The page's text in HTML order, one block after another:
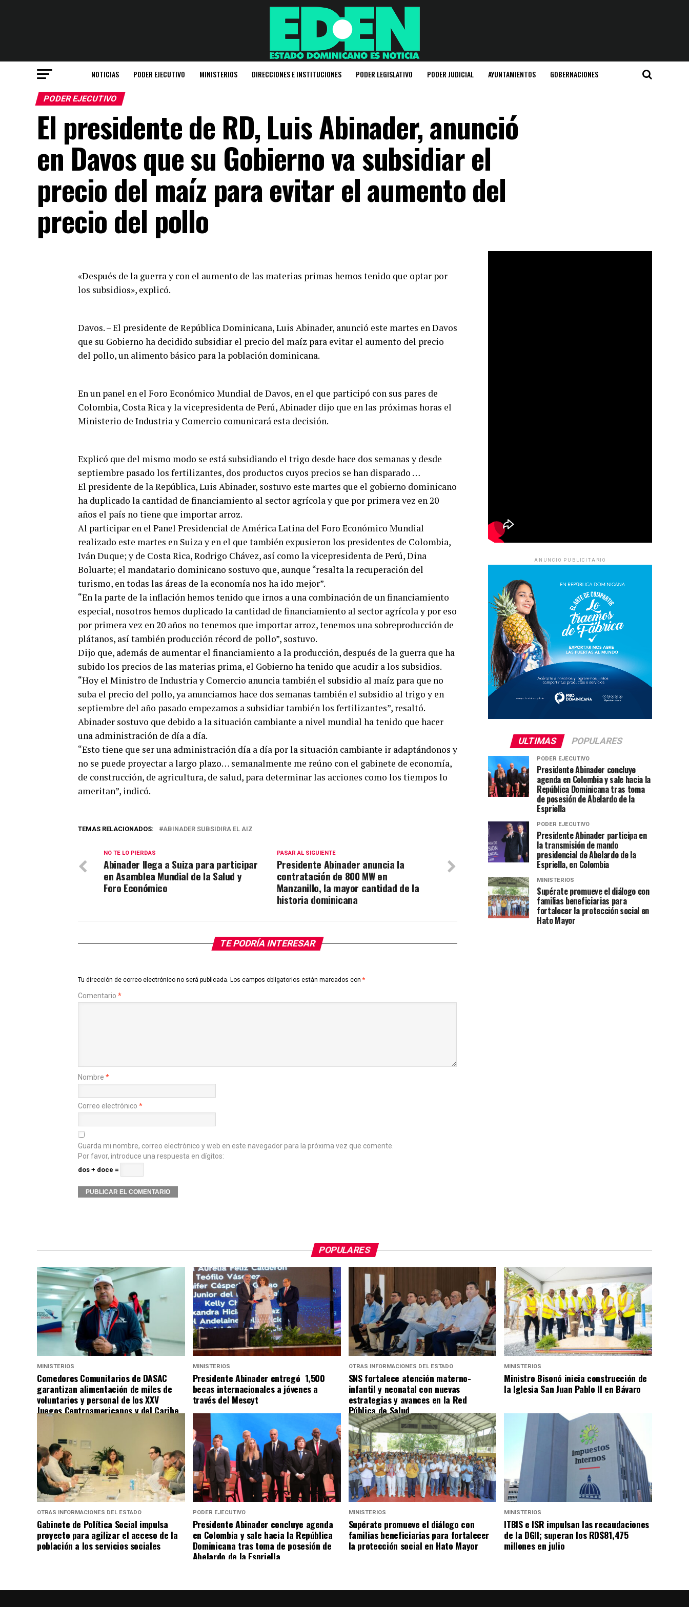
NOTICIAS PODER EJECUTIVO MINISTERIOS DIRECCIONES E INSTITUCIONES PODER LEGISLATIVO PODER JUDICIAL AYUNTAMIENTOS GOBERNACIONES
PODER EJECUTIVO
El presidente de RD, Luis Abinader, anunció
en Davos que su Gobierno va subsidiar el
precio del maíz para evitar el aumento del
precio del pollo
«Después de la guerra y con el aumento de las materias primas hemos tenido que optar por
los subsidios», explicó.
Davos. – El presidente de República Dominicana, Luis Abinader, anunció este martes en Davos
que su Gobierno ha decidido subsidiar el precio del maíz para evitar el aumento del precio
del pollo, un alimento básico para la población dominicana.
En un panel en el Foro Económico Mundial de Davos, en el que participó con sus pares de
Colombia, Costa Rica y la vicepresidenta de Perú, Abinader dijo que en las próximas horas el
Ministerio de Industria y Comercio comunicará esta decisión.
Explicó que del mismo modo se está subsidiando el trigo desde hace dos semanas y desde
septiembre pasado los fertilizantes, dos productos cuyos precios se han disparado …
El presidente de la República, Luis Abinader, sostuvo este martes que el gobierno dominicano
ha duplicado la cantidad de financiamiento al sector agrícola y que por primera vez en 20
años el país no tiene que importar arroz.
Al participar en el Panel Presidencial de América Latina del Foro Económico Mundial
realizado este martes en Suiza y en el que también expusieron los presidentes de Colombia,
Iván Duque; y de Costa Rica, Rodrigo Chávez, así como la vicepresidenta de Perú, Dina
Boluarte; el mandatario dominicano sostuvo que, aunque “resalta la recuperación del
turismo, en todas las áreas de la economía nos ha ido mejor”.
“En la parte de la inflación hemos tenido que irnos a una combinación de un financiamiento
especial, nosotros hemos duplicado la cantidad de financiamiento al sector agrícola y por eso
por primera vez en 20 años no tenemos que importar arroz, tenemos una sobreproducción de
plátanos, así también producción récord de pollo”, sostuvo.
Dijo que, además de aumentar el financiamiento a la producción, después de la guerra que ha
subido los precios de las materias prima, el Gobierno ha tenido que acudir a los subsidios.
“Hoy el Ministro de Industria y Comercio anuncia también el subsidio al maíz para que no
suba el precio del pollo, ya anunciamos hace dos semanas también el subsidio al trigo y en
septiembre del año pasado empezamos a subsidiar también los fertilizantes”, resaltó.
Abinader sostuvo que debido a la situación cambiante a nivel mundial ha tenido que hacer
una administración de día a día.
“Esto tiene que ser una administración día a día por la situación cambiante ir adaptándonos y
no se puede proyectar a largo plazo… semanalmente me reúno con el gabinete de economía,
de construcción, de agricultura, de salud, para determinar las acciones como los tiempos lo
ameritan”, indicó.
TEMAS RELACIONADOS: ABINADER SUBSIDIRA EL AIZ
PASAR AL SIGUIENTE
Presidente Abinader anuncia la
contratación de 800 MW en
Manzanillo, la mayor cantidad de la
historia dominicana
NO TE LO PIERDAS
Abinader llega a Suiza para participar
en Asamblea Mundial de la Salud y
Foro Económico
TE PODRÍA INTERESAR
Tu dirección de correo electrónico no será publicada. Los campos obligatorios están marcados con *
Comentario *
Nombre *
Correo electrónico *
Guarda mi nombre, correo electrónico y web en este navegador para la próxima vez que comente.
Por favor, introduce una respuesta en dígitos:
dos + doce =
ANUNCIO PUBLICITARIO
ULTIMAS POPULARES
PODER EJECUTIVO
Presidente Abinader concluye
agenda en Colombia y sale hacia la
República Dominicana tras toma
de posesión de Abelardo de la
Espriella
PODER EJECUTIVO
Presidente Abinader participa en
la transmisión de mando
presidencial de Abelardo de la
Espriella, en Colombia
MINISTERIOS
Supérate promueve el diálogo con
familias beneficiarias para
fortalecer la protección social en
Hato Mayor
POPULARES
MINISTERIOS
Comedores Comunitarios de DASAC
garantizan alimentación de miles de
voluntarios y personal de los XXV
Juegos Centroamericanos y del Caribe
MINISTERIOS
Presidente Abinader entregó 1,500
becas internacionales a jóvenes a
través del Mescyt
OTRAS INFORMACIONES DEL ESTADO
SNS fortalece atención materno-
infantil y neonatal con nuevas
estrategias y avances en la Red
Pública de Salud
MINISTERIOS
Ministro Bisonó inicia construcción de
la Iglesia San Juan Pablo II en Bávaro
OTRAS INFORMACIONES DEL ESTADO
Gabinete de Política Social impulsa
proyecto para agilizar el acceso de la
población a los servicios sociales
PODER EJECUTIVO
Presidente Abinader concluye agenda
en Colombia y sale hacia la República
Dominicana tras toma de posesión de
Abelardo de la Espriella
MINISTERIOS
Supérate promueve el diálogo con
familias beneficiarias para fortalecer
la protección social en Hato Mayor
MINISTERIOS
ITBIS e ISR impulsan las recaudaciones
de la DGII; superan los RD$81,475
millones en julio